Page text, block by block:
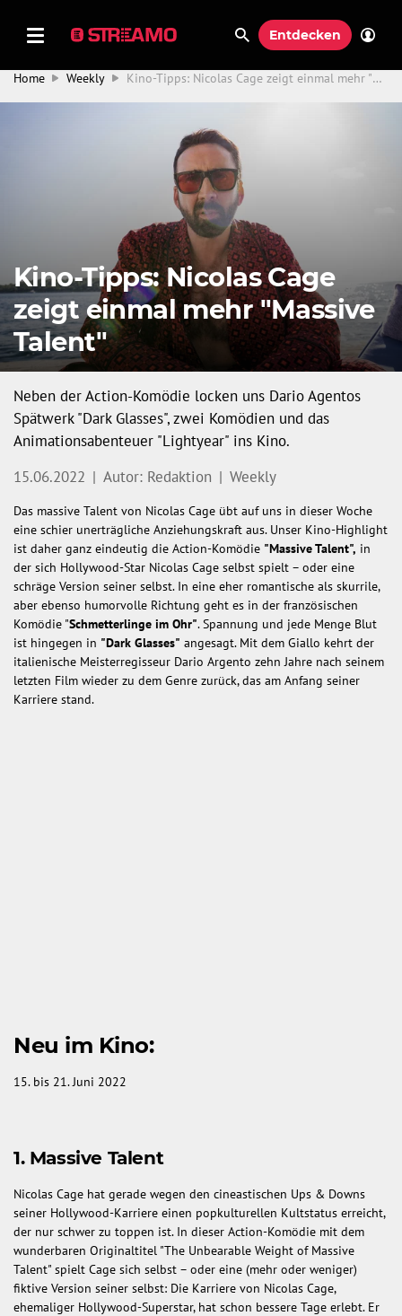
Entdecken
Home Weekly Kino-Tipps: Nicolas Cage zeigt einmal mehr "Massive Talent"
Kino-Tipps: Nicolas Cage
zeigt einmal mehr "Massive
Talent"
Neben der Action-Komödie locken uns Dario Agentos
Spätwerk "Dark Glasses", zwei Komödien und das
Animationsabenteuer "Lightyear" ins Kino.
15.06.2022 | Autor: Redaktion | Weekly
Das massive Talent von Nicolas Cage übt auf uns in dieser Woche
eine schier unerträgliche Anziehungskraft aus. Unser Kino-Highlight
ist daher ganz eindeutig die Action-Komödie "Massive Talent", in
der sich Hollywood-Star Nicolas Cage selbst spielt – oder eine
schräge Version seiner selbst. In eine eher romantische als skurrile,
aber ebenso humorvolle Richtung geht es in der französischen
Komödie "Schmetterlinge im Ohr". Spannung und jede Menge Blut
ist hingegen in "Dark Glasses" angesagt. Mit dem Giallo kehrt der
italienische Meisterregisseur Dario Argento zehn Jahre nach seinem
letzten Film wieder zu dem Genre zurück, das am Anfang seiner
Karriere stand.
Neu im Kino:
15. bis 21. Juni 2022
1. Massive Talent
Nicolas Cage hat gerade wegen den cineastischen Ups & Downs
seiner Hollywood-Karriere einen popkulturellen Kultstatus erreicht,
der nur schwer zu toppen ist. In dieser Action-Komödie mit dem
wunderbaren Originaltitel "The Unbearable Weight of Massive
Talent" spielt Cage sich selbst – oder eine (mehr oder weniger)
fiktive Version seiner selbst: Die Karriere von Nicolas Cage,
ehemaliger Hollywood-Superstar, hat schon bessere Tage erlebt. Er